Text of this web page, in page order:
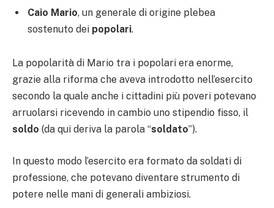
Caio Mario, un generale di origine plebea
sostenuto dei popolari.
La popolarità di Mario tra i popolari era enorme,
grazie alla riforma che aveva introdotto nell’esercito
secondo la quale anche i cittadini più poveri potevano
arruolarsi ricevendo in cambio uno stipendio fisso, il
soldo (da qui deriva la parola “soldato”).
In questo modo l’esercito era formato da soldati di
professione, che potevano diventare strumento di
potere nelle mani di generali ambiziosi.